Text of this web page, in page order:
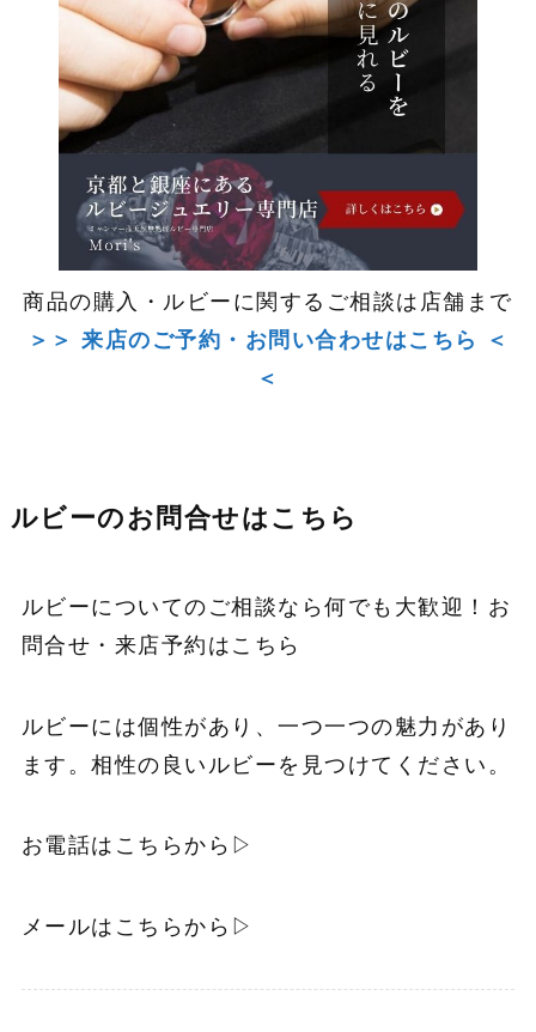
商品の購入・ルビーに関するご相談は店舗まで
＞＞ 来店のご予約・お問い合わせはこちら ＜
＜
ルビーのお問合せはこちら
ルビーについてのご相談なら何でも大歓迎！お
問合せ・来店予約はこちら
ルビーには個性があり、一つ一つの魅力があり
ます。相性の良いルビーを見つけてください。
お電話はこちらから▷
メールはこちらから▷